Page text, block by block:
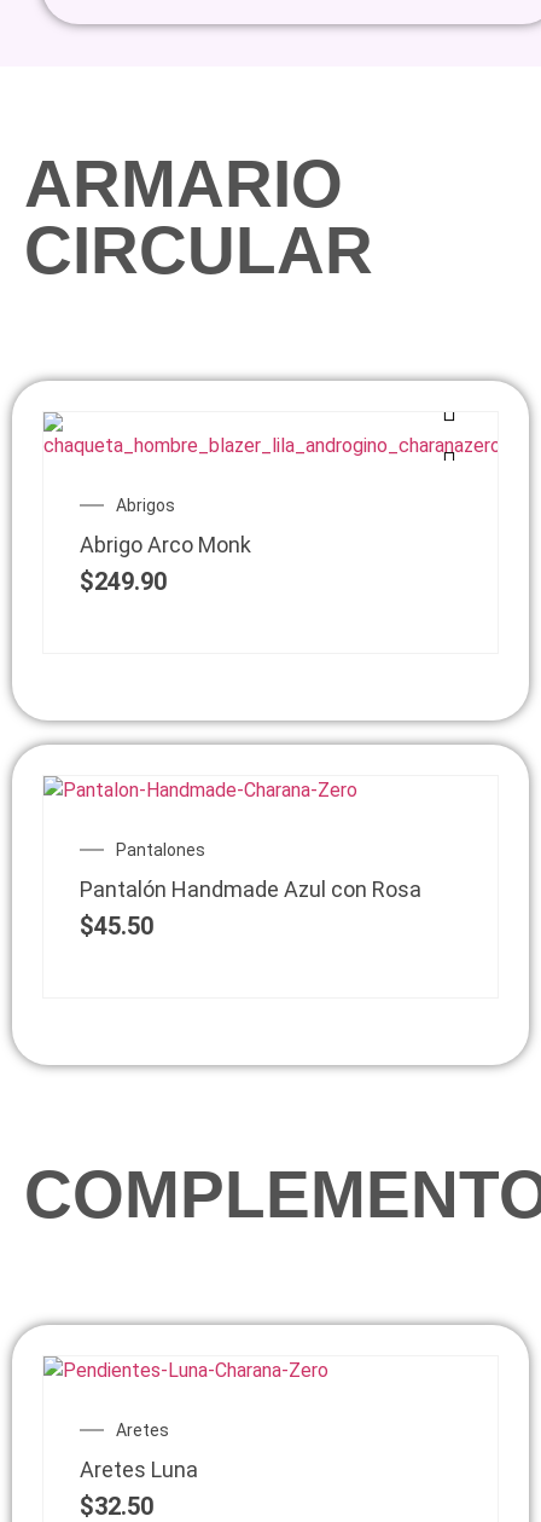
ARMARIO
CIRCULAR
Abrigos
Abrigo Arco Monk
$249.90
Pantalones
Pantalón Handmade Azul con Rosa
$45.50
Aretes
Aretes Luna
$32.50